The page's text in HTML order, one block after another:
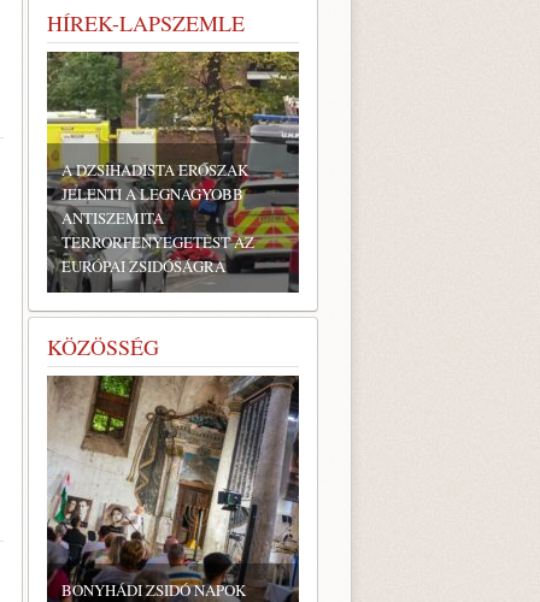
HÍREK-LAPSZEMLE
A DZSIHADISTA ERŐSZAK
JELENTI A LEGNAGYOBB
ANTISZEMITA
TERRORFENYEGETÉST AZ
EURÓPAI ZSIDÓSÁGRA
KÖZÖSSÉG
BONYHÁDI ZSIDÓ NAPOK